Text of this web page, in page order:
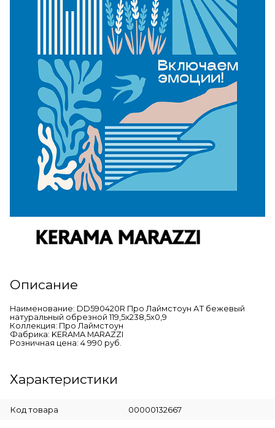
Описание
Наименование: DD590420R Про Лаймстоун АТ бежевый
натуральный обрезной 119,5x238,5x0,9
Коллекция: Про Лаймстоун
Фабрика: KERAMA MARAZZI
Розничная цена: 4 990 руб.
Характеристики
Код товара 00000132667